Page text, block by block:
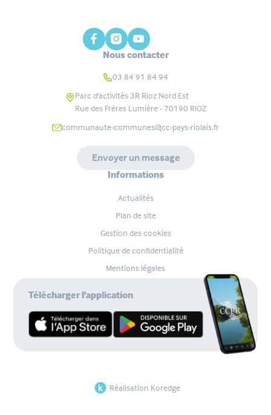
Nous contacter
03 84 91 84 94
Parc d'activités 3R Rioz Nord Est
Rue des Frères Lumière - 70190 RIOZ
communaute-communes@cc-pays-riolais.fr
Envoyer un message
Informations
Actualités
Plan de site
Gestion des cookies
Politique de confidentialité
Mentions légales
Télécharger l'application
Réalisation Koredge